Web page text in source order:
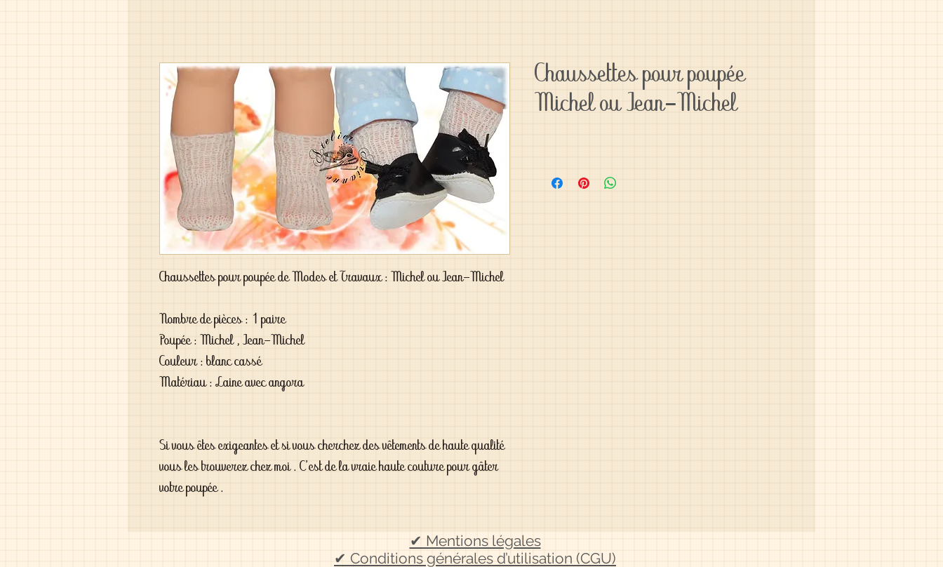
Chaussettes pour poupée de Modes et Travaux : Michel ou Jean-Michel
Nombre de pièces : 1 paire
Poupée : Michel , Jean-Michel
Couleur : blanc cassé
Matériau : Laine avec angora
Si vous êtes exigeantes et si vous cherchez des vêtements de haute qualité
vous les trouverez chez moi . C'est de la vraie haute couture pour gâter
votre poupée .
Chaussettes pour poupée
Michel ou Jean-Michel
✔ Mentions légales
✔ Conditions générales d’utilisation (CGU)